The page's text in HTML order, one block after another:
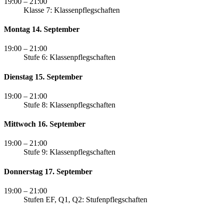
Klasse 7: Klassenpflegschaften
Montag 14. September
19:00 – 21:00
Stufe 6: Klassenpflegschaften
Dienstag 15. September
19:00 – 21:00
Stufe 8: Klassenpflegschaften
Mittwoch 16. September
19:00 – 21:00
Stufe 9: Klassenpflegschaften
Donnerstag 17. September
19:00 – 21:00
Stufen EF, Q1, Q2: Stufenpflegschaften